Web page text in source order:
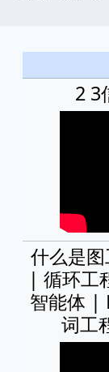
2 3
什么是
| 循环
智能体 |
词工